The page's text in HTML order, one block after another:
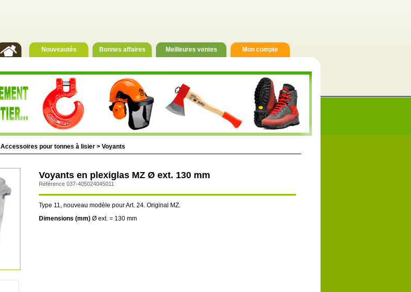
Nouveautés Bonnes affaires Meilleures ventes Mon compte
Accessoires pour tonnes à lisier > Voyants
Voyants en plexiglas MZ Ø ext. 130 mm
Référence 037-405024045011
Type 11, nouveau modèle pour Art. 24. Original MZ.
Dimensions (mm) Ø ext. = 130 mm